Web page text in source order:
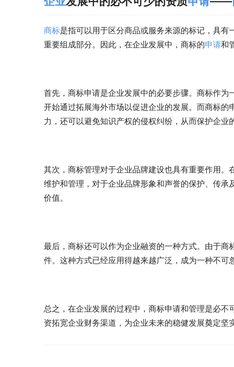
商标是指可以用于区分商品或服务来源的标记，具
重要组成部分。因此，在企业发展中，商标的申请和
首先，商标申请是企业发展中的必要步骤。商标作
开始通过拓展海外市场以促进企业的发展。而商标
力，还可以避免知识产权的侵权纠纷，从而保护企业
其次，商标管理对于企业品牌建设也具有重要作用
维护和管理，对于企业品牌形象和声誉的保护、传
价值。
最后，商标还可以作为企业融资的一种方式。由于
件。这种方式已经应用得越来越广泛，成为一种不可
总之，在企业发展的过程中，商标申请和管理是必
资拓宽企业财务渠道，为企业未来的稳健发展奠定坚